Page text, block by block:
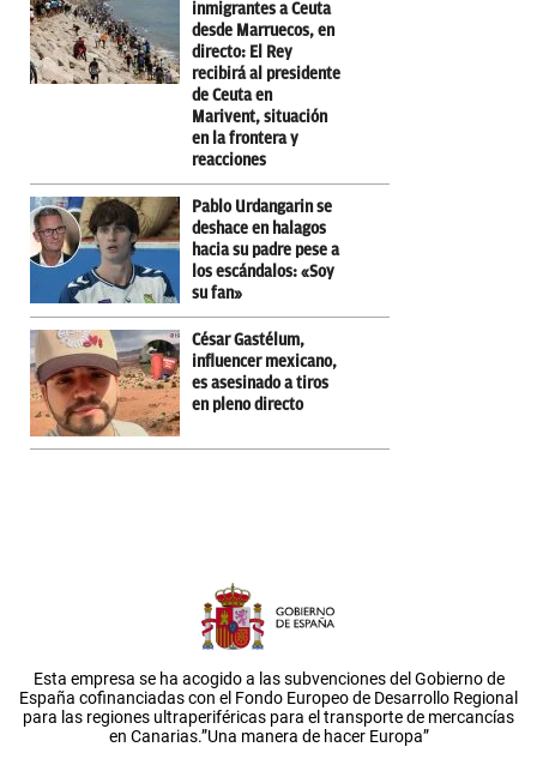
inmigrantes a Ceuta
desde Marruecos, en
directo: El Rey
recibirá al presidente
de Ceuta en
Marivent, situación
en la frontera y
reacciones
Pablo Urdangarin se
deshace en halagos
hacia su padre pese a
los escándalos: «Soy
su fan»
César Gastélum,
influencer mexicano,
es asesinado a tiros
en pleno directo
Esta empresa se ha acogido a las subvenciones del Gobierno de
España cofinanciadas con el Fondo Europeo de Desarrollo Regional
para las regiones ultraperiféricas para el transporte de mercancías
en Canarias.”Una manera de hacer Europa”